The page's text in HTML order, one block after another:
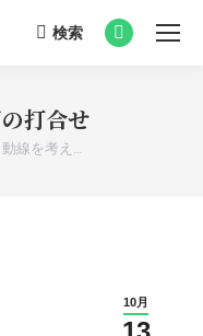
Search:
検索
Facebook
打合せ
動線を考え…
10月